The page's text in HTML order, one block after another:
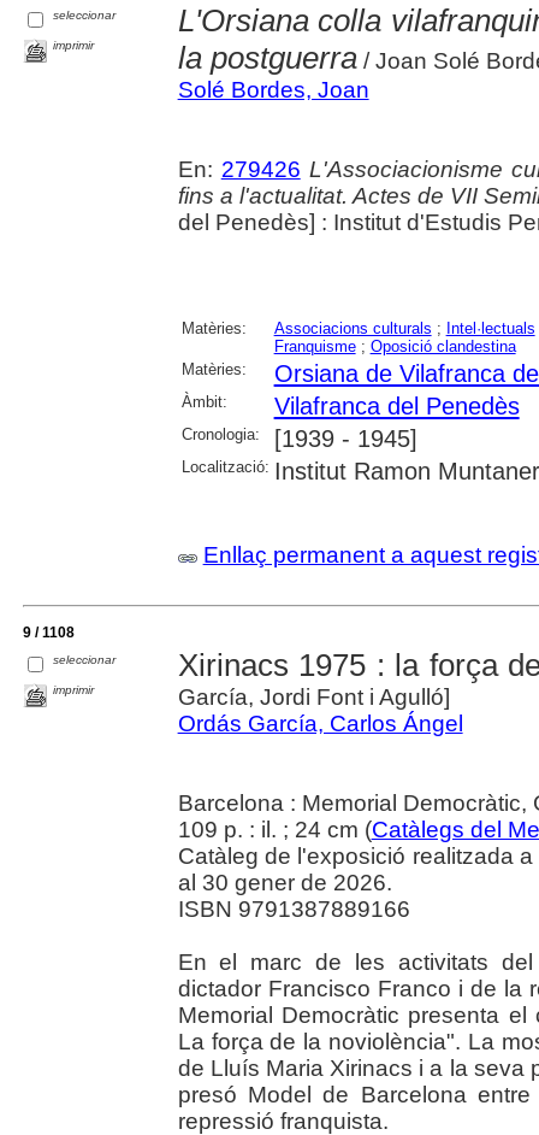
seleccionar
imprimir
L'Orsiana colla
la postguerra/ Joan Solé
Solé Bordes, Joan
En: 279426 L'Associacionisme
fins a l'actualitat. Actes de VII
del Penedès] : Institut d'Estudis
Matèries: Associacions culturals ; Intel·lectuals
Franquisme; Oposició clandestina
Matèries:
Orsiana de Vilafranca
Àmbit: Vilafranca del Penedès
Cronologia: [1939 - 1945]
Localització: Institut Ramon
Enllaç permanent a aquest
9 / 1108
seleccionar
imprimir
Xirinacs 1975 : la força
García, Jordi Font i Agulló]
Ordás García, Carlos Ángel
Barcelona : Memorial
109 p. : il. ; 24 cm (Catàlegs del
Catàleg de l'exposició realitzada
al 30 gener de 2026.
ISBN 9791387889166
En el marc de les activitats
dictador Francisco Franco i de la
Memorial Democràtic presenta
La força de la noviolència". La
de Lluís Maria Xirinacs i a la seva
presó Model de Barcelona
repressió franquista.